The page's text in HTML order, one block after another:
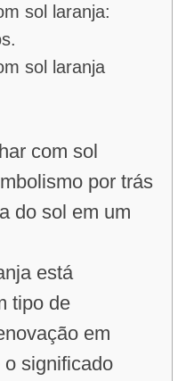
sol laranja:
sol laranja
com sol
por trás
do sol em um
está
tipo de
em
significado